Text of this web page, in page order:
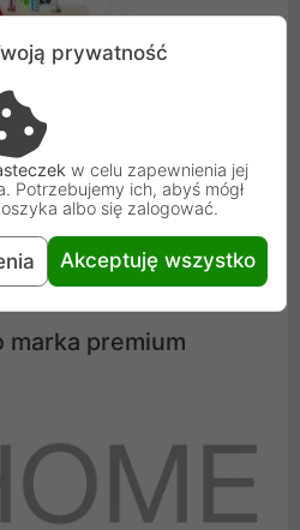
marka premium
prywatność
w celu zapewnienia jej
Potrzebujemy ich, abyś mógł
albo się zalogować.
Akceptuję wszystko